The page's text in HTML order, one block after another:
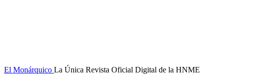
El Monárquico La Única Revista Oficial Digital de la HNME